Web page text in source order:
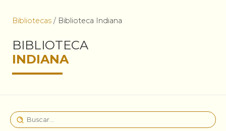
Bibliotecas / Biblioteca Indiana
BIBLIOTECA
INDIANA